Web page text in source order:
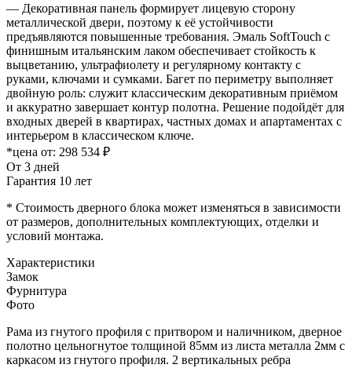
— Декоративная панель формирует лицевую сторону
металлической двери, поэтому к её устойчивости
предъявляются повышенные требования. Эмаль SoftTouch с
финишным итальянским лаком обеспечивает стойкость к
выцветанию, ультрафиолету и регулярному контакту с
руками, ключами и сумками. Багет по периметру выполняет
двойную роль: служит классическим декоративным приёмом
и аккуратно завершает контур полотна. Решение подойдёт для
входных дверей в квартирах, частных домах и апартаментах с
интерьером в классическом ключе.
*цена от: 298 534 ₽
От 3 дней
Гарантия 10 лет
* Стоимость дверного блока может изменяться в зависимости
от размеров, дополнительных комплектующих, отделки и
условий монтажа.
Характеристики
Замок
Фурнитура
Фото
Рама из гнутого профиля с притвором и наличником, дверное
полотно цельногнутое толщиной 85мм из листа металла 2мм c
каркасом из гнутого профиля. 2 вертикальных ребра